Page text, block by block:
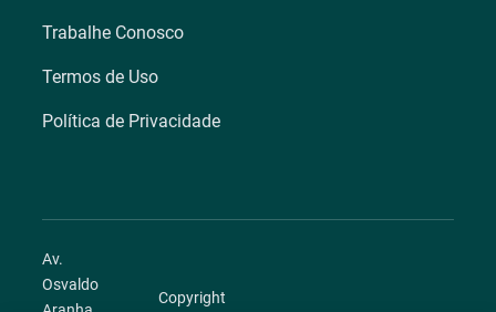
Trabalhe Conosco
Termos de Uso
Política de Privacidade
Av.
Osvaldo
Copyright